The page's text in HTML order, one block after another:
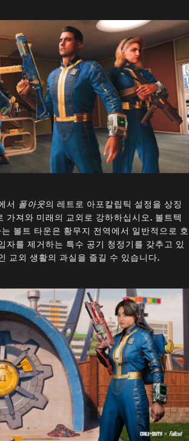
서 폴아웃의 레트로 아포칼립틱 설정을 상징
가져와 미래의 교외로 강하하십시오. 볼트텍
볼트 타운은 황무지 전역에서 일반적으로 호
자를 제거하는 특수 공기 청정기를 갖추고 있
교외 생활의 과실을 즐길 수 있습니다.